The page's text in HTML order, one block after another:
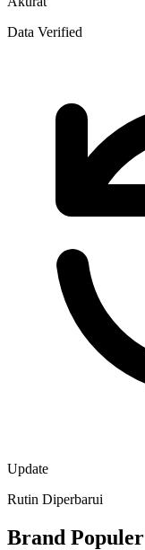
Data Verified
Update
Rutin Diperbarui
Brand Populer